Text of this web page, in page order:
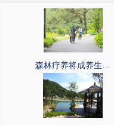
森林疗养将成养生…